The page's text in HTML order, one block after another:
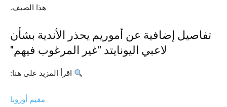
هذا الصيف.
تفاصيل إضافية عن أموريم يحذر الأندية بشأن
لاعبي اليونايتد "غير المرغوب فيهم"
اقرأ المزيد على هنا:
مقيم أوروبا